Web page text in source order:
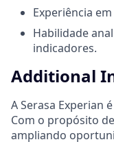
Experiência
Habilidade
indicadores.
Additional
A Serasa Experian
Com o propósito
ampliando